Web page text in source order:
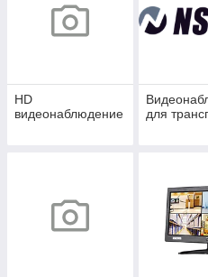
HD
видеонаблюдение
для